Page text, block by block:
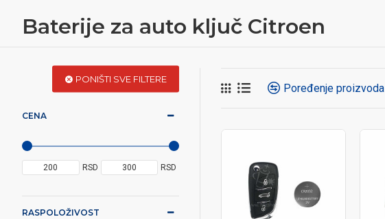
Baterije za auto ključ Citroen
PONIŠTI SVE FILTERE
CENA
RSD RSD
RASPOLOŽIVOST
Poređenje proizvoda